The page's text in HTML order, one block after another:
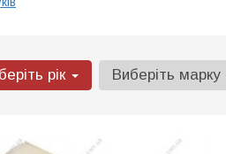
рік Виберіть марку